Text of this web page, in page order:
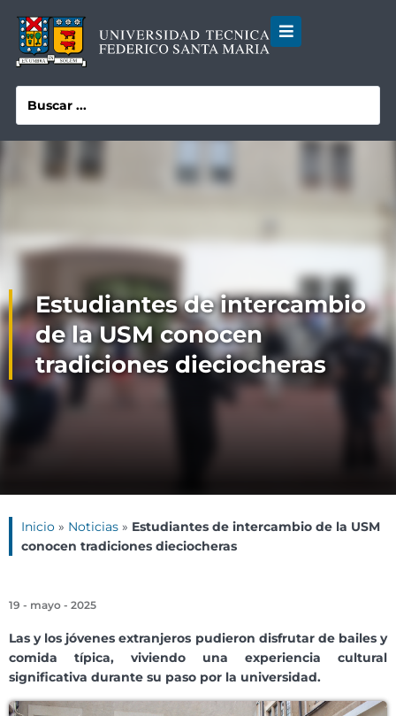
Estudiantes de intercambio
de la USM conocen
tradiciones dieciocheras
Inicio » Noticias » Estudiantes de intercambio de la USM
conocen tradiciones dieciocheras
19 - mayo - 2025
Las y los jóvenes extranjeros pudieron disfrutar de bailes y
comida típica, viviendo una experiencia cultural
significativa durante su paso por la universidad.